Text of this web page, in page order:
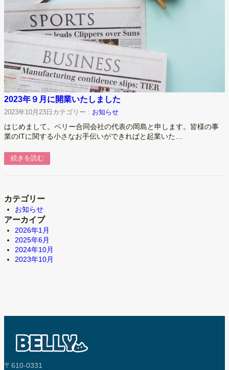
2023年９月に開業いたしました
2023年10月23日 カテゴリー : お知らせ
はじめまして。ベリー合同会社の代表の岡島と申します。皆様の事
業のITに関する小さなお手伝いができればと起業いた…
続きを読む
カテゴリー
お知らせ
アーカイブ
2026年1月
2025年6月
2024年10月
2023年10月
〒610-0331